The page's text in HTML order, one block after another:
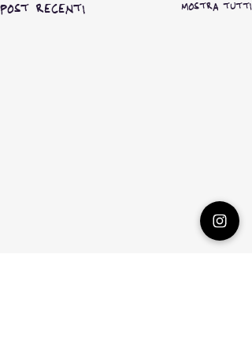
Post recenti Mostra tutti